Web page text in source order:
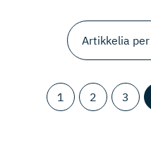
1 2 3